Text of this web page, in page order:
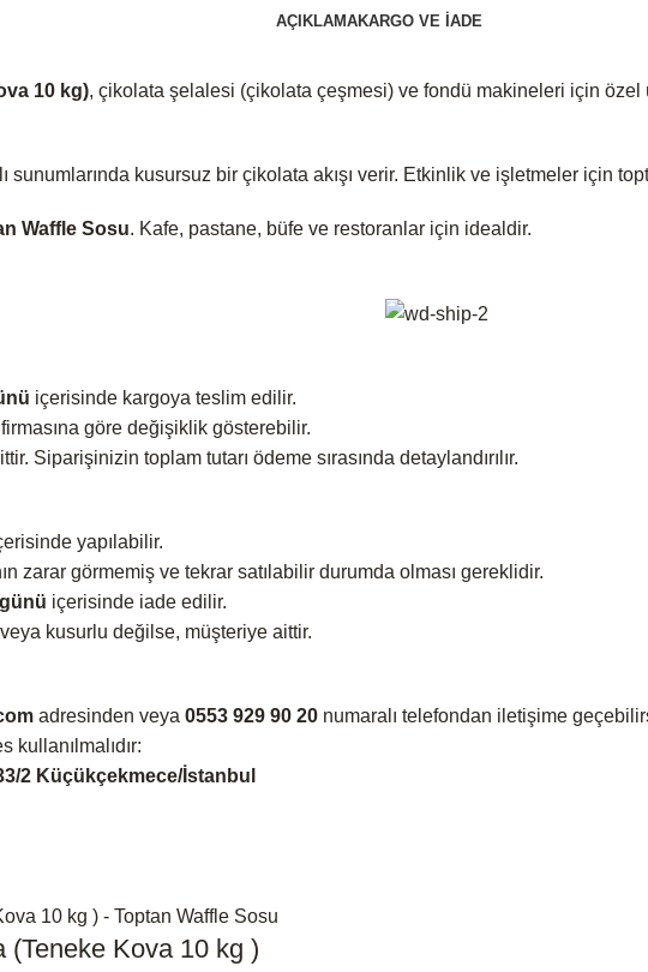
AÇIKLAMAKARGO VE İADE
10 kg), çikolata şelalesi (çikolata çeşmesi) ve fondü makineleri için özel
sunumlarında kusursuz bir çikolata akışı verir. Etkinlik ve işletmeler için
Waffle Sosu. Kafe, pastane, büfe ve restoranlar için idealdir.
içerisinde kargoya teslim edilir.
göre değişiklik gösterebilir.
Siparişinizin toplam tutarı ödeme sırasında detaylandırılır.
yapılabilir.
zarar görmemiş ve tekrar satılabilir durumda olması gereklidir.
içerisinde iade edilir.
kusurlu değilse, müşteriye aittir.
adresinden veya 0553 929 90 20 numaralı telefondan iletişime
kullanılmalıdır:
2 Küçükçekmece/İstanbul
Kova 10 kg )